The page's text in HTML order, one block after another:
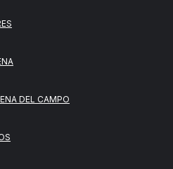
DEL CAMPO